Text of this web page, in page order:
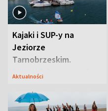
Kajaki i SUP-y na
Jeziorze
Tarnobrzeskim.
Przyrodnicy zwracają
Aktualności